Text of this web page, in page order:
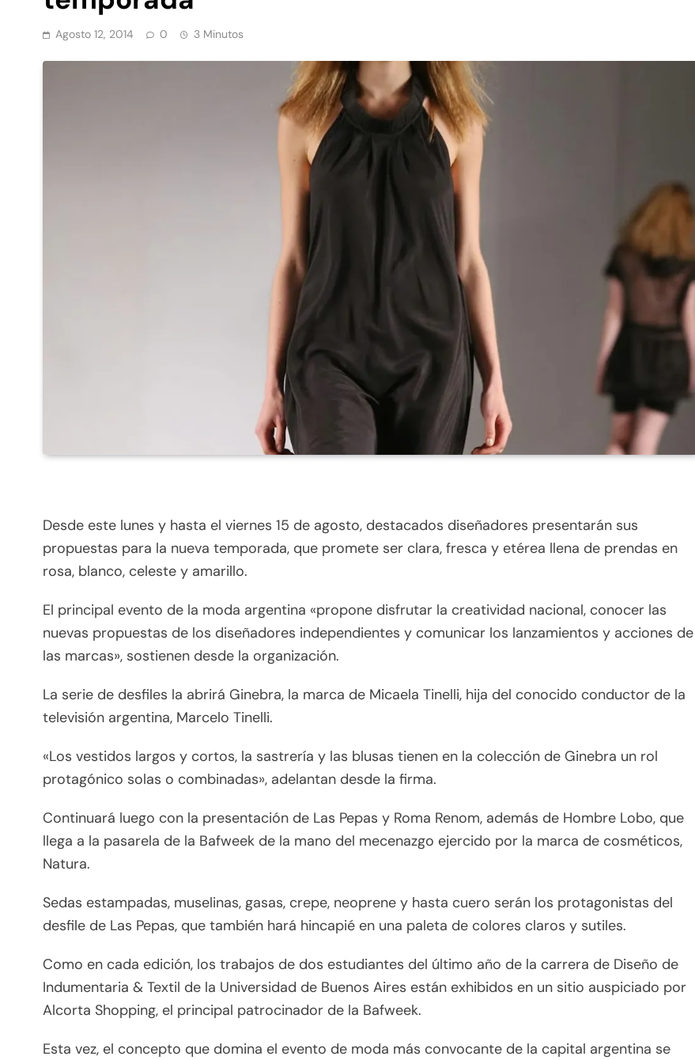
Agosto 12, 2014 0 3 Minutos
Desde este lunes y hasta el viernes 15 de agosto, destacados diseñadores presentarán sus
propuestas para la nueva temporada, que promete ser clara, fresca y etérea llena de prendas en
rosa, blanco, celeste y amarillo.
El principal evento de la moda argentina «propone disfrutar la creatividad nacional, conocer las
nuevas propuestas de los diseñadores independientes y comunicar los lanzamientos y acciones de
las marcas», sostienen desde la organización.
La serie de desfiles la abrirá Ginebra, la marca de Micaela Tinelli, hija del conocido conductor de la
televisión argentina, Marcelo Tinelli.
«Los vestidos largos y cortos, la sastrería y las blusas tienen en la colección de Ginebra un rol
protagónico solas o combinadas», adelantan desde la firma.
Continuará luego con la presentación de Las Pepas y Roma Renom, además de Hombre Lobo, que
llega a la pasarela de la Bafweek de la mano del mecenazgo ejercido por la marca de cosméticos,
Natura.
Sedas estampadas, muselinas, gasas, crepe, neoprene y hasta cuero serán los protagonistas del
desfile de Las Pepas, que también hará hincapié en una paleta de colores claros y sutiles.
Como en cada edición, los trabajos de dos estudiantes del último año de la carrera de Diseño de
Indumentaria & Textil de la Universidad de Buenos Aires están exhibidos en un sitio auspiciado por
Alcorta Shopping, el principal patrocinador de la Bafweek.
Esta vez, el concepto que domina el evento de moda más convocante de la capital argentina se